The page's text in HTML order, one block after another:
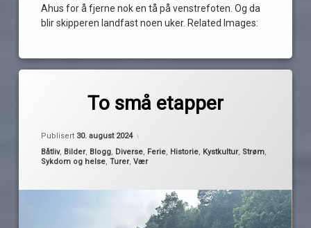
Ahus for å fjerne nok en tå på venstrefoten. Og da
blir skipperen landfast noen uker. Related Images:
To små etapper
Publisert 30. august 2024
Kategorier:
Båtliv, Bilder, Blogg, Diverse, Ferie, Historie, Kystkultur, Strøm,
Sykdom og helse,Turer,Vær
bredalsholmen
hamen
Hestmanden